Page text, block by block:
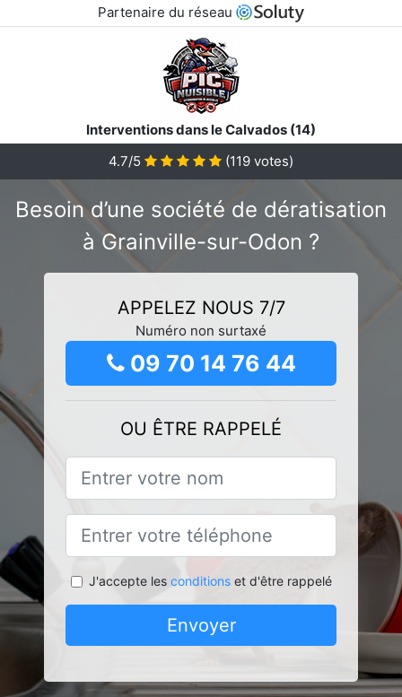
Partenaire du réseau
Interventions dans le Calvados (14)
4.7/5
(119 votes)
Besoin d’une société de dératisation
à Grainville-sur-Odon ?
APPELEZ NOUS 7/7
Numéro non surtaxé
09 70 14 76 44
OU ÊTRE RAPPELÉ
J'accepte les conditionset d'être rappelé
Envoyer